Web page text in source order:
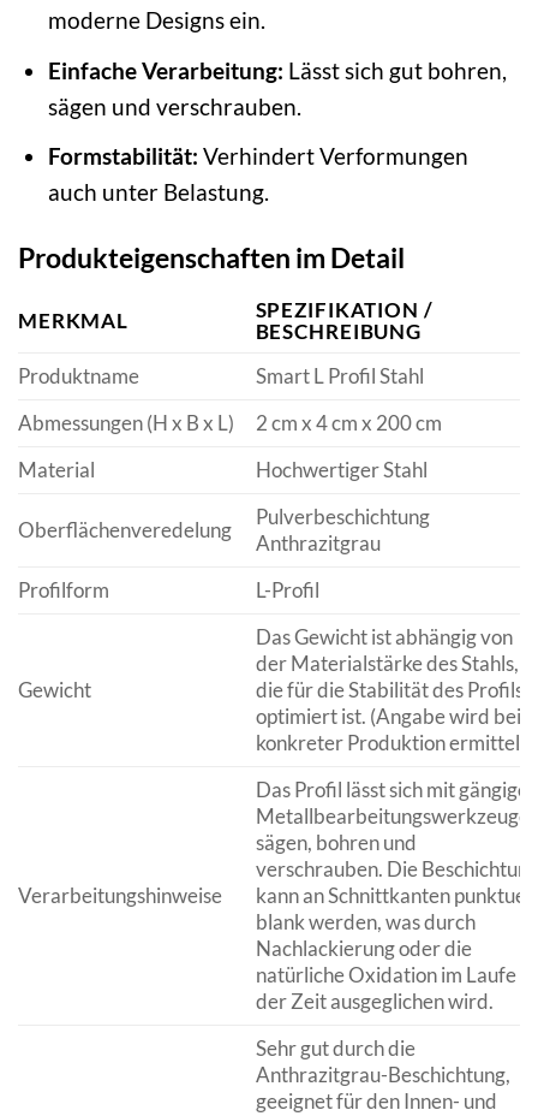
moderne Designs ein.
Einfache Verarbeitung: Lässt sich gut bohren,
sägen und verschrauben.
Formstabilität: Verhindert Verformungen
auch unter Belastung.
Produkteigenschaften im Detail
MERKMAL
SPEZIFIKATION /
BESCHREIBUNG
Produktname
Smart L Profil Stahl
Abmessungen (H x B x L)
2 cm x 4 cm x 200 cm
Material
Hochwertiger Stahl
Oberflächenveredelung
Pulverbeschichtung
Anthrazitgrau
Profilform
L-Profil
Gewicht
Das Gewicht ist abhängig von
der Materialstärke des Stahls,
die für die Stabilität des Profils
optimiert ist. (Angabe wird bei
konkreter Produktion ermittelt.)
Verarbeitungshinweise
Das Profil lässt sich mit gängigen
sägen, bohren und
verschrauben. Die Beschichtung
kann an Schnittkanten punktuell
blank werden, was durch
Nachlackierung oder die
natürliche Oxidation im Laufe
der Zeit ausgeglichen wird.
Sehr gut durch die
Anthrazitgrau-Beschichtung,
geeignet für den Innen- und